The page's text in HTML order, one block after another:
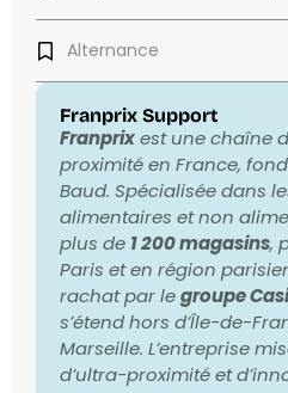
Alternance
Franprix Support
Franprixest une chaîne
proximité en France,
Baud. Spécialisée dans
alimentaires et non
plus de 1 200 magasins,
Paris et en région
rachat par legroupe
s’étend hors d’Île-de-
Marseille. L’entreprise
d’ultra-proximité et